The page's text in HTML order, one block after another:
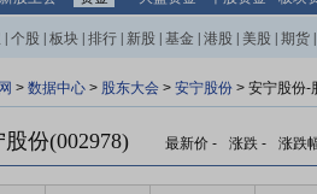
个股 板块 排行 新股 基金 港股 美股 期货
> 数据中心 > 股东大会 > 安宁股份 > 安宁股份-
份(002978) 最新价 - 涨跌 - 涨跌